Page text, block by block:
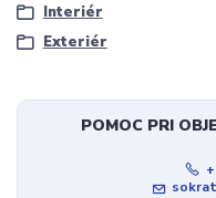
Interiér
Exteriér
POMOC PRI